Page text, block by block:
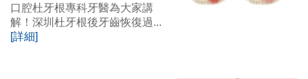
口腔杜牙根專科牙醫為大家講
解！深圳杜牙根後牙齒恢復過...
[詳細]